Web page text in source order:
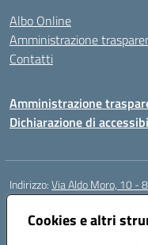
Cookies e altri
Albo Online
Amministrazione
Contatti
Amministrazione
Dichiarazione di
Indirizzo:Via Aldo Moro, 10 -
Centralino:
Posta elettronica certificata